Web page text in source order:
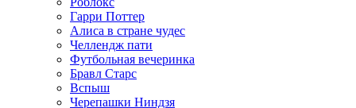
Гарри Поттер
Алиса в стране чудес
Челлендж пати
Футбольная вечеринка
Бравл Старс
Вспыш
Черепашки Ниндзя